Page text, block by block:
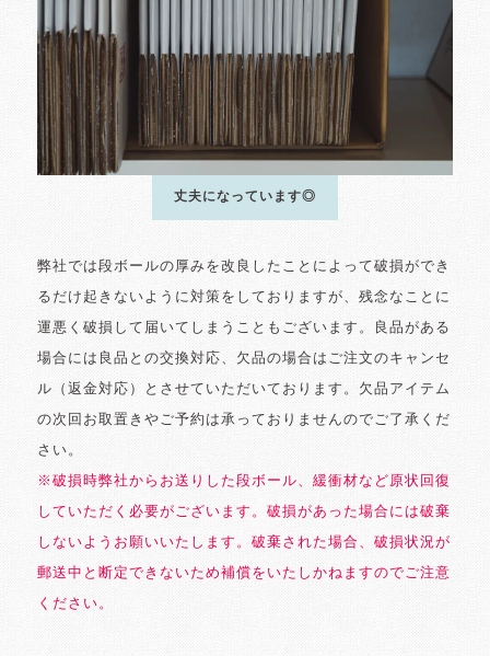
丈夫になっています◎
弊社では段ボールの厚みを改良したことによって破損ができ
るだけ起きないように対策をしておりますが、残念なことに
運悪く破損して届いてしまうこともございます。良品がある
場合には良品との交換対応、欠品の場合はご注文のキャンセ
ル（返金対応）とさせていただいております。欠品アイテム
の次回お取置きやご予約は承っておりませんのでご了承くだ
さい。
※破損時弊社からお送りした段ボール、緩衝材など原状回復
していただく必要がございます。破損があった場合には破棄
しないようお願いいたします。破棄された場合、破損状況が
郵送中と断定できないため補償をいたしかねますのでご注意
ください。